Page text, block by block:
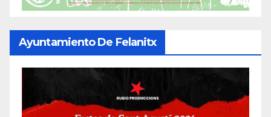
Ayuntamiento De Felanitx